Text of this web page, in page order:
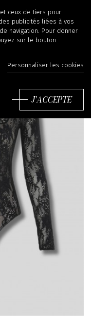
ceux de tiers pour
publicités liées à vos
navigation. Pour donner
sur le bouton
Personnaliser les cookies
J'ACCEPTE